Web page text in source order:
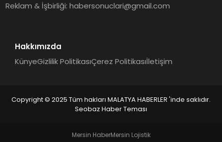
Reklam & İşbirliği:habersonuclari@gmail.com
Hakkımızda
KünyeGizlilik PolitikasıÇerez Politikasıİletişim
Copyright © 2025 Tüm hakları MALATYA HABERLER 'inde saklıdır.
Seobaz Haber Teması
Mersin HaberMersin Lojistik